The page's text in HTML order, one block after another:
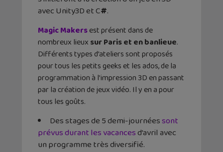
avec Unity3D et C#.
Magic Makersest présent dans de
nombreux lieux sur Paris et en banlieue.
Différents types d’ateliers sont proposés
pour tous les petits geeks et les ados, de la
programmation à l’impression 3D en passant
par la création de jeux vidéo. Il y en a pour
tous les goûts.
Des stages de 5 demi-journéessont
prévus durant les vacancesd’avril avec
un programme très diversifié.